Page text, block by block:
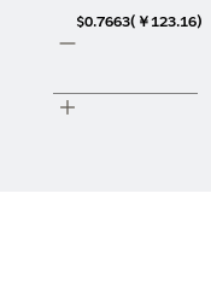
$0.7663( ￥123.16)